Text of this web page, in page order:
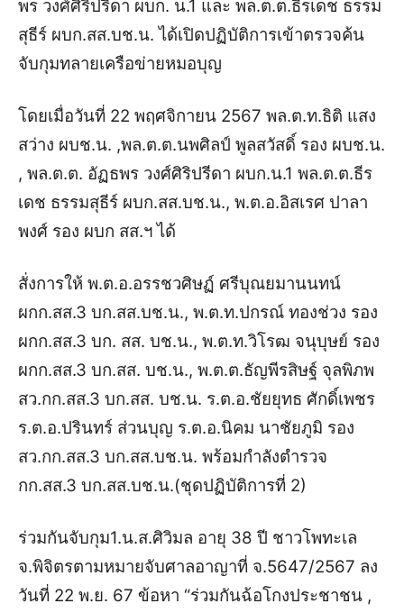
พร วงศ์ศิริปรีดา ผบก. น.1 และ พล.ต.ต.ธีรเดช ธรรม
สุธีร์ ผบก.สส.บช.น. ได้เปิดปฏิบัติการเข้าตรวจค้น
จับกุมทลายเครือข่ายหมอบุญ
โดยเมื่อวันที่ 22 พฤศจิกายน 2567 พล.ต.ท.ธิติ แสง
สว่าง ผบช.น. ,พล.ต.ต.นพศิลป์ พูลสวัสดิ์ รอง ผบช.น.
, พล.ต.ต. อัฏธพร วงศ์ศิริปรีดา ผบก.น.1 พล.ต.ต.ธีร
เดช ธรรมสุธีร์ ผบก.สส.บช.น., พ.ต.อ.อิสเรศ ปาลา
พงศ์ รอง ผบก สส.ฯ ได้
สั่งการให้ พ.ต.อ.อรรชวศิษฏ์ ศรีบุณยมานนทน์
ผกก.สส.3 บก.สส.บช.น., พ.ต.ท.ปกรณ์ ทองช่วง รอง
ผกก.สส.3 บก. สส. บช.น., พ.ต.ท.วิโรฒ จนุบุษย์ รอง
ผกก.สส.3 บก.สส. บช.น., พ.ต.ต.ธัญพีรสิษฐ์ จุลพิภพ
สว.กก.สส.3 บก.สส. บช.น. ร.ต.อ.ชัยยุทธ ศักดิ์เพชร
ร.ต.อ.ปรินทร์ ส่วนบุญ ร.ต.อ.นิคม นาชัยภูมิ รอง
สว.กก.สส.3 บก.สส.บช.น. พร้อมกำลังตำรวจ
กก.สส.3 บก.สส.บช.น.(ชุดปฏิบัติการที่ 2)
ร่วมกันจับกุม1.น.ส.ศิวิมล อายุ 38 ปี ชาวโพทะเล
จ.พิจิตรตามหมายจับศาลอาญาที่ จ.5647/2567 ลง
วันที่ 22 พ.ย. 67 ข้อหา “ร่วมกันฉ้อโกงประชาชน ,